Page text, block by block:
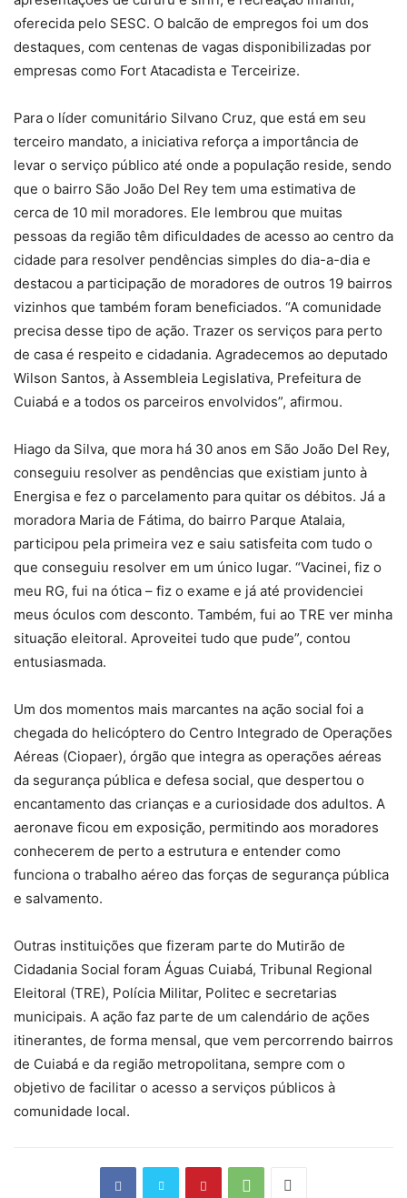
oferecida pelo SESC. O balcão de empregos foi um dos
destaques, com centenas de vagas disponibilizadas por
empresas como Fort Atacadista e Terceirize.
Para o líder comunitário Silvano Cruz, que está em seu
terceiro mandato, a iniciativa reforça a importância de
levar o serviço público até onde a população reside, sendo
que o bairro São João Del Rey tem uma estimativa de
cerca de 10 mil moradores. Ele lembrou que muitas
pessoas da região têm dificuldades de acesso ao centro da
cidade para resolver pendências simples do dia-a-dia e
destacou a participação de moradores de outros 19 bairros
vizinhos que também foram beneficiados. “A comunidade
precisa desse tipo de ação. Trazer os serviços para perto
de casa é respeito e cidadania. Agradecemos ao deputado
Wilson Santos, à Assembleia Legislativa, Prefeitura de
Cuiabá e a todos os parceiros envolvidos”, afirmou.
Hiago da Silva, que mora há 30 anos em São João Del Rey,
conseguiu resolver as pendências que existiam junto à
Energisa e fez o parcelamento para quitar os débitos. Já a
moradora Maria de Fátima, do bairro Parque Atalaia,
participou pela primeira vez e saiu satisfeita com tudo o
que conseguiu resolver em um único lugar. “Vacinei, fiz o
meu RG, fui na ótica – fiz o exame e já até providenciei
meus óculos com desconto. Também, fui ao TRE ver minha
situação eleitoral. Aproveitei tudo que pude”, contou
entusiasmada.
Um dos momentos mais marcantes na ação social foi a
chegada do helicóptero do Centro Integrado de Operações
Aéreas (Ciopaer), órgão que integra as operações aéreas
da segurança pública e defesa social, que despertou o
encantamento das crianças e a curiosidade dos adultos. A
aeronave ficou em exposição, permitindo aos moradores
conhecerem de perto a estrutura e entender como
funciona o trabalho aéreo das forças de segurança pública
e salvamento.
Outras instituições que fizeram parte do Mutirão de
Cidadania Social foram Águas Cuiabá, Tribunal Regional
Eleitoral (TRE), Polícia Militar, Politec e secretarias
municipais. A ação faz parte de um calendário de ações
itinerantes, de forma mensal, que vem percorrendo bairros
de Cuiabá e da região metropolitana, sempre com o
objetivo de facilitar o acesso a serviços públicos à
comunidade local.